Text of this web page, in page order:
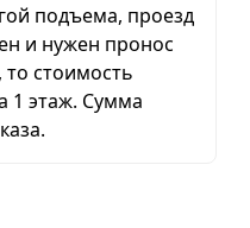
подъема, проезд
и нужен пронос
стоимость
1 этаж. Сумма